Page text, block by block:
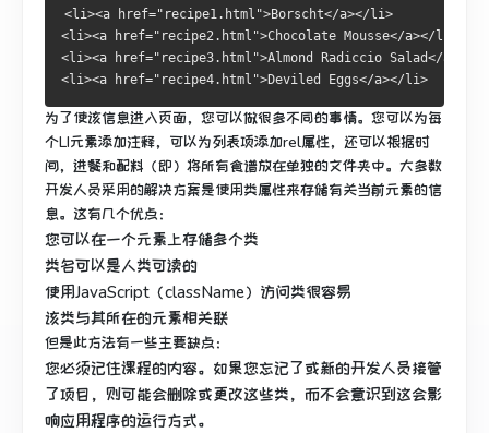
<li><a href="recipe1.html">Borscht</a></li>
<li><a href="recipe2.html">Chocolate Mousse</a></li>
<li><a href="recipe3.html">Almond Radiccio Salad</a></
<li><a href="recipe4.html">Deviled Eggs</a></li>
为了使该信息进入页面，您可以做很多不同的事情。 您可以为每
个LI元素添加注释，可以为列表项添加rel属性，还可以根据时
间，进餐和配料（即）将所有食谱放在单独的文件夹中。 大多数
开发人员采用的解决方案是使用类属性来存储有关当前元素的信
息。 这有几个优点：
您可以在一个元素上存储多个类
类名可以是人类可读的
使用JavaScript（className）访问类很容易
该类与其所在的元素相关联
但是此方法有一些主要缺点：
您必须记住课程的内容。 如果您忘记了或新的开发人员接管
了项目，则可能会删除或更改这些类，而不会意识到这会影
响应用程序的运行方式。